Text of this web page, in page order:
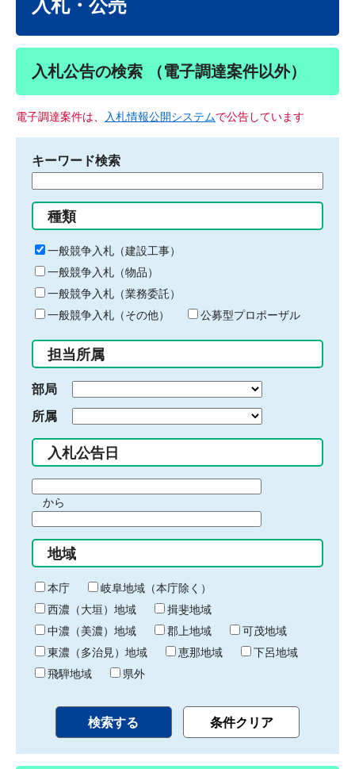
入札・公売
入札公告の検索 （電子調達案件以外）
電子調達案件は、 入札情報公開システムで公告しています
キーワード検索
る
キ
ー
ワ
ー
ド
入
力
種類
一般競争入札（建設工事）
一般競争入札（物品）
一般競争入札（業務委託）
一般競争入札（その他）
公募型プロポーザル
担当所属
部局
所属
入札公告日
間
始
り
から
間
終
わ
り
地域
本庁
岐阜地域（本庁除く）
西濃（大垣）地域
揖斐地域
中濃（美濃）地域
郡上地域
可茂地域
東濃（多治見）地域
恵那地域
下呂地域
飛騨地域
県外